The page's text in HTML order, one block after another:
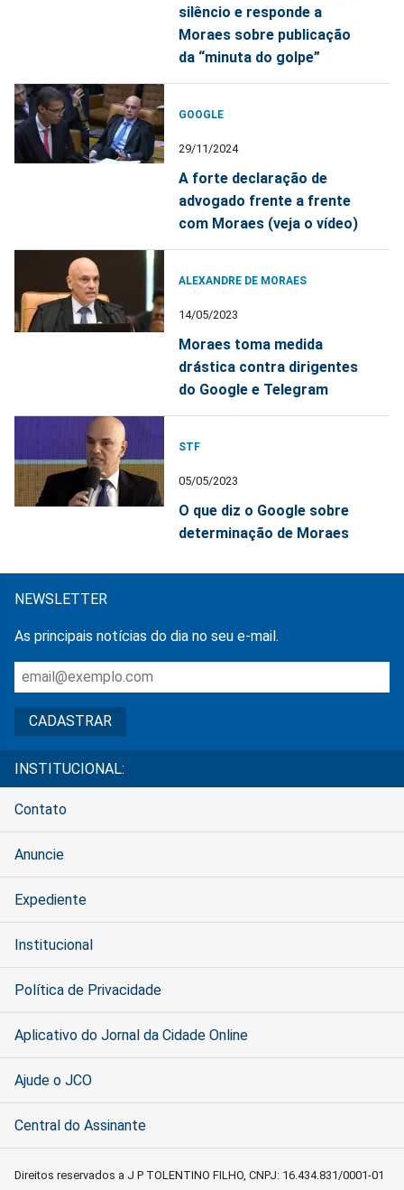
silêncio e responde a
Moraes sobre publicação
da “minuta do golpe”
GOOGLE
29/11/2024
A forte declaração de
advogado frente a frente
com Moraes (veja o vídeo)
ALEXANDRE DE MORAES
14/05/2023
Moraes toma medida
drástica contra dirigentes
do Google e Telegram
STF
05/05/2023
O que diz o Google sobre
determinação de Moraes
NEWSLETTER
As principais notícias do dia no seu e-mail.
INSTITUCIONAL:
Contato
Anuncie
Expediente
Institucional
Política de Privacidade
Aplicativo do Jornal da Cidade Online
Ajude o JCO
Central do Assinante
Direitos reservados a J P TOLENTINO FILHO, CNPJ: 16.434.831/0001-01